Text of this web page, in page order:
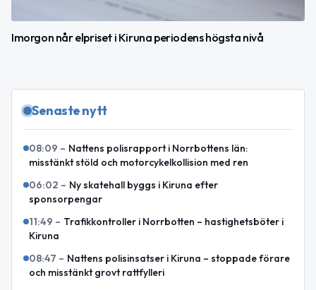
Imorgon når elpriset i Kiruna periodens högsta nivå
Senaste nytt
08:09 – Nattens polisrapport i Norrbottens län:
misstänkt stöld och motorcykelkollision med ren
06:02 – Ny skatehall byggs i Kiruna efter
sponsorpengar
11:49 – Trafikkontroller i Norrbotten – hastighetsböter i
Kiruna
08:47 – Nattens polisinsatser i Kiruna – stoppade förare
och misstänkt grovt rattfylleri